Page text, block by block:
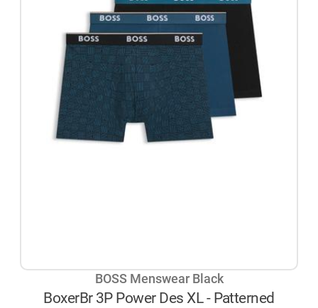
BOSS Menswear Black
BoxerBr 3P Power Des XL - Patterned